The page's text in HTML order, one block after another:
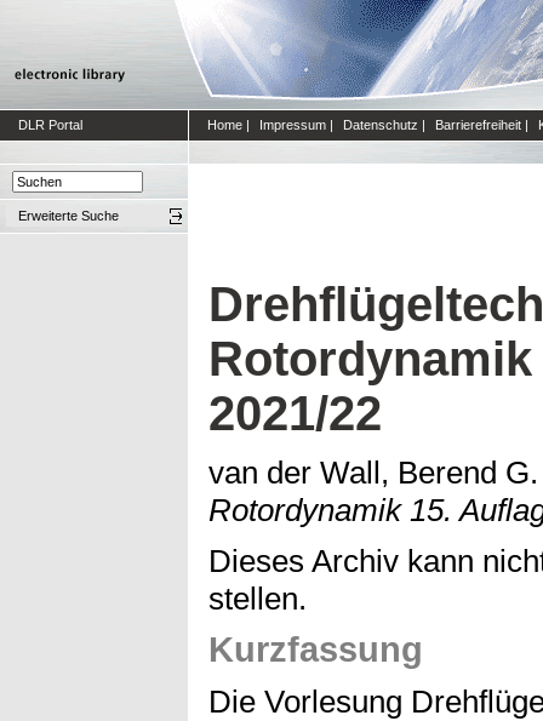
DLR Portal Home | Impressum | Datenschutz | Barrierefreiheit |
Erweiterte Suche
Rotordynamik
2021/22
van der Wall, Berend G.
Rotordynamik 15.
Dieses Archiv kann
stellen.
Kurzfassung
Die Vorlesung